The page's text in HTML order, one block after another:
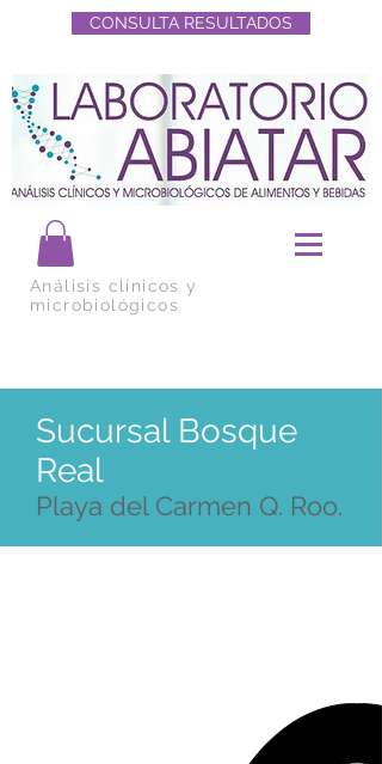
CONSULTA RESULTADOS
Análisis clínicos y
microbiológicos
Sucursal Bosque
Real
Playa del Carmen Q. Roo.